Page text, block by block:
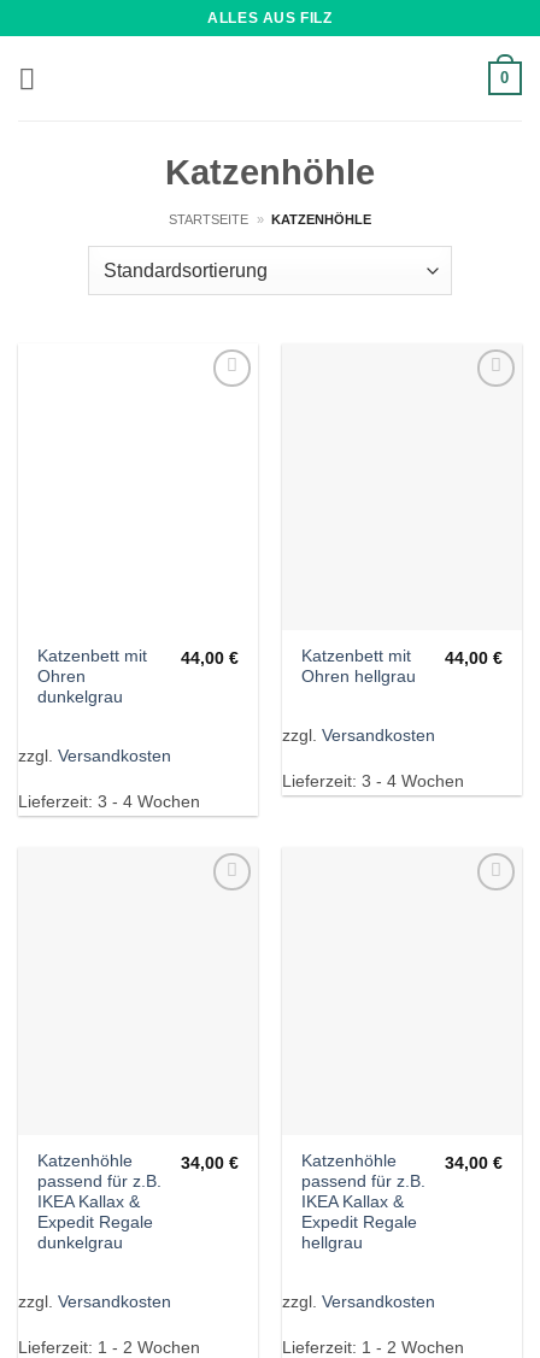
springen
ALLES AUS FILZ
0
Katzenhöhle
STARTSEITE » KATZENHÖHLE
Katzenbett mit
Ohren
dunkelgrau
44,00 €
zzgl. Versandkosten
Lieferzeit: 3 - 4 Wochen
Katzenbett mit
Ohren hellgrau
44,00 €
zzgl. Versandkosten
Lieferzeit: 3 - 4 Wochen
Katzenhöhle
passend für z.B.
IKEA Kallax &
Expedit Regale
dunkelgrau
34,00 €
zzgl. Versandkosten
Lieferzeit: 1 - 2 Wochen
Katzenhöhle
passend für z.B.
IKEA Kallax &
Expedit Regale
hellgrau
34,00 €
zzgl. Versandkosten
Lieferzeit: 1 - 2 Wochen